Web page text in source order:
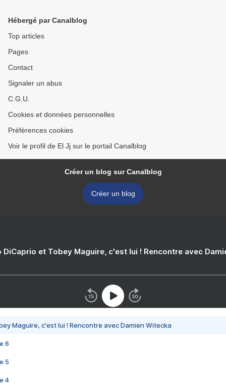
Hébergé par Canalblog
Top articles
Pages
Contact
Signaler un abus
C.G.U.
Cookies et données personnelles
Préférences cookies
Voir le profil de El Jj sur le portail Canalblog
Créer un blog sur Canalblog
Créer un blog
DiCaprio et Tobey Maguire, c'est lui ! Rencontre avec
Maguire, c'est lui ! Rencontre avec Damien Witecka
6
5
4